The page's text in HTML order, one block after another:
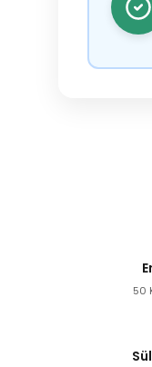
50